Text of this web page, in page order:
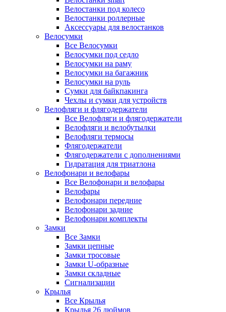
Велостанки под колесо
Велостанки роллерные
Аксессуары для велостанков
Велосумки
Все Велосумки
Велосумки под седло
Велосумки на раму
Велосумки на багажник
Велосумки на руль
Сумки для байкпакинга
Чехлы и сумки для устройств
Велофляги и флягодержатели
Все Велофляги и флягодержатели
Велофляги и велобутылки
Велофляги термосы
Флягодержатели
Флягодержатели с дополнениями
Гидратация для триатлона
Велофонари и велофары
Все Велофонари и велофары
Велофары
Велофонари передние
Велофонари задние
Велофонари комплекты
Замки
Все Замки
Замки цепные
Замки тросовые
Замки U-образные
Замки складные
Сигнализации
Крылья
Все Крылья
Крылья 26 дюймов